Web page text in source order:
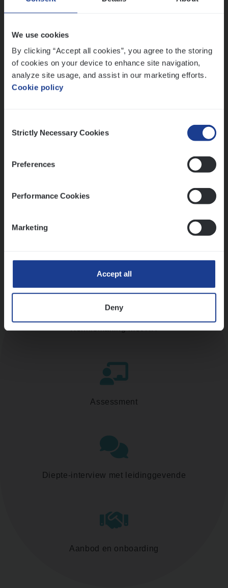
We use cookies
By clicking “Accept all cookies”, you agree to the storing
of cookies on your device to enhance site navigation,
analyze site usage, and assist in our marketing efforts.
Cookie policy
Selection
Strictly Necessary Cookies
Preferences
Performance Cookies
Marketing
Accept all
Deny
Lees onze verhalen
humor
werk
Kennismaking met HR
Assessment
Diepte-interview met leidinggevende
Aanbod en onboarding